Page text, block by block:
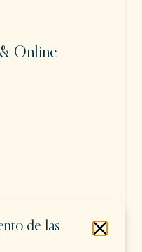
de las
Online